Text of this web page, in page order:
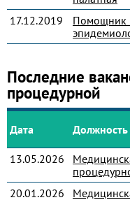
17.12.2019
Помощник
Последние
процедурной
Дата Должность
13.05.2026
20.01.2026